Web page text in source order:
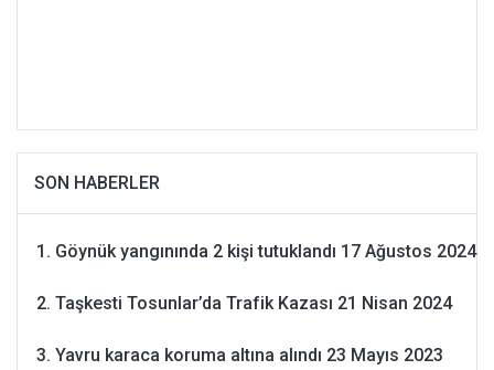
SON HABERLER
Göynük yangınında 2 kişi tutuklandı 17 Ağustos 2024
Taşkesti Tosunlar’da Trafik Kazası 21 Nisan 2024
Yavru karaca koruma altına alındı 23 Mayıs 2023